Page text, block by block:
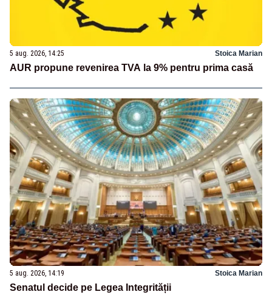
5 aug. 2026, 14:25 Stoica Marian
AUR propune revenirea TVA la 9% pentru prima casă
5 aug. 2026, 14:19 Stoica Marian
Senatul decide pe Legea Integrității